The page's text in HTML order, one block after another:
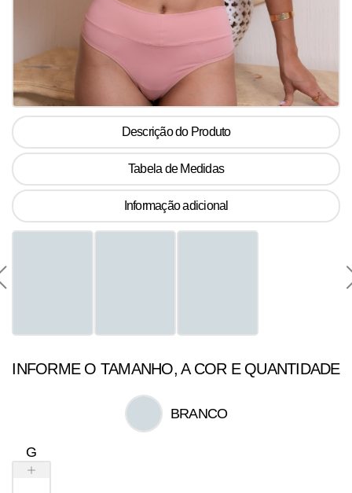
Descrição do Produto
Tabela de Medidas
Informação adicional
INFORME O TAMANHO, A COR E QUANTIDADE
BRANCO
G